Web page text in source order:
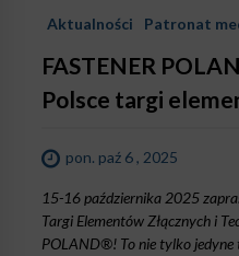
Aktualności Patronat
FASTENER
Polsce targi
pon. paź 6 , 2025
15-16 października 2025
Targi Elementów Złącznych i
POLAND®! To nie tylko jedyne